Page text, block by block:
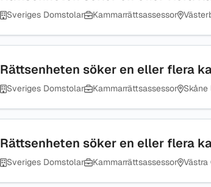
Sveriges Domstolar Kammarrättsassessor
Rättsenheten söker en eller flera
Sveriges Domstolar Kammarrättsassessor Skåne
Rättsenheten söker en eller flera
Sveriges Domstolar Kammarrättsassessor Västra